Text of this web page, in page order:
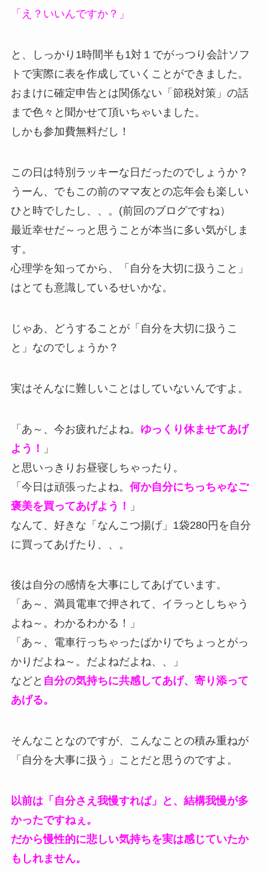
「え？いいんですか？」
と、しっかり1時間半も1対１でがっつり会計ソフ
トで実際に表を作成していくことができました。
おまけに確定申告とは関係ない「節税対策」の話
まで色々と聞かせて頂いちゃいました。
しかも参加費無料だし！
この日は特別ラッキーな日だったのでしょうか？
うーん、でもこの前のママ友との忘年会も楽しい
ひと時でしたし、、。(前回のブログですね）
最近幸せだ～っと思うことが本当に多い気がしま
す。
心理学を知ってから、「自分を大切に扱うこと」
はとても意識しているせいかな。
じゃあ、どうすることが「自分を大切に扱うこ
と」なのでしょうか？
実はそんなに難しいことはしていないんですよ。
「あ～、今お疲れだよね。 ゆっくり休ませてあげ
よう！
」
と思いっきりお昼寝しちゃったり。
「今日は頑張ったよね。 何か自分にちっちゃなご
褒美を買ってあげよう！
」
なんて、好きな「なんこつ揚げ」1袋280円を自分
に買ってあげたり、、。
後は自分の感情を大事にしてあげています。
「あ～、満員電車で押されて、イラっとしちゃう
よね～。わかるわかる！」
「あ～、電車行っちゃったばかりでちょっとがっ
かりだよね～。だよねだよね、、」
などと 自分の気持ちに共感してあげ、寄り添って
あげる。
そんなことなのですが、こんなことの積み重ねが
「自分を大事に扱う」ことだと思うのですよ。
以前は「自分さえ我慢すれば」と、結構我慢が多
かったですねぇ。
だから慢性的に悲しい気持ちを実は感じていたか
もしれません。